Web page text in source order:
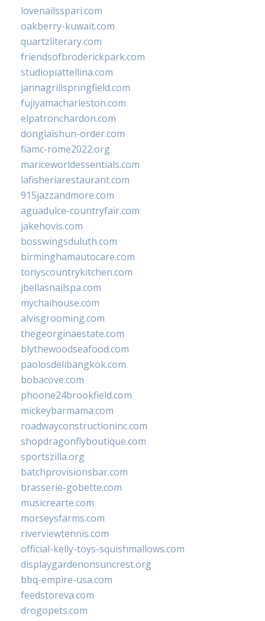
lovenailsspari.com
oakberry-kuwait.com
quartzliterary.com
friendsofbroderickpark.com
studiopiattellina.com
jannagrillspringfield.com
fujiyamacharleston.com
elpatronchardon.com
donglaishun-order.com
fiamc-rome2022.org
mariceworldessentials.com
lafisheriarestaurant.com
915jazzandmore.com
aguadulce-countryfair.com
jakehovis.com
bosswingsduluth.com
birminghamautocare.com
tonyscountrykitchen.com
jbellasnailspa.com
mychaihouse.com
alvisgrooming.com
thegeorginaestate.com
blythewoodseafood.com
paolosdelibangkok.com
bobacove.com
phoone24brookfield.com
mickeybarmama.com
roadwayconstructioninc.com
shopdragonflyboutique.com
sportszilla.org
batchprovisionsbar.com
brasserie-gobette.com
musicrearte.com
morseysfarms.com
riverviewtennis.com
official-kelly-toys-squishmallows.com
displaygardenonsuncrest.org
bbq-empire-usa.com
feedstoreva.com
drogopets.com